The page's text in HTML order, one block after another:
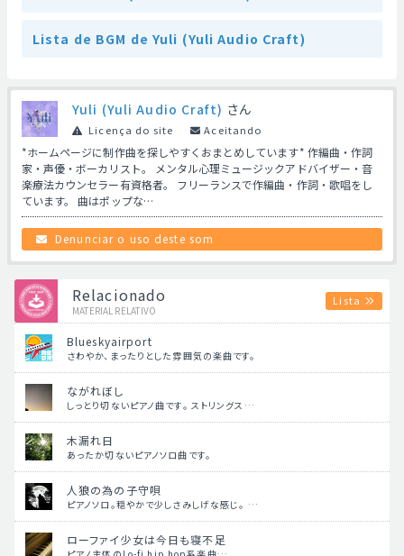
Lista de BGM de Yuli (Yuli Audio Craft)
Yuli (Yuli Audio Craft) さん
Licença do site Aceitando
*ホームページに制作曲を探しやすくおまとめしています* 作編曲・作詞
家・声優・ボーカリスト。 メンタル心理ミュージックアドバイザー・音
楽療法カウンセラー有資格者。 フリーランスで作編曲・作詞・歌唱をし
ています。 曲はポップな…
Denunciar o uso deste som
Relacionado
MATERIAL RELATIVO
Lista
Blueskyairport
さわやか、まったりとした雰囲気の楽曲です。
ながれぼし
しっとり切ないピアノ曲です。 ストリングス…
木漏れ日
あったか切ないピアノソロ曲です。
人狼の為の子守唄
ピアノソロ。穏やかで少しさみしげな感じ。 …
ローファイ少女は今日も寝不足
ピアノ主体のLo-fi hip hop系楽曲…